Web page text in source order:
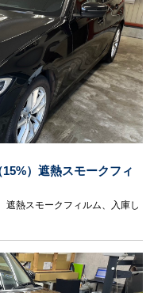
）遮熱スモークフィ
熱スモークフィルム、入庫し